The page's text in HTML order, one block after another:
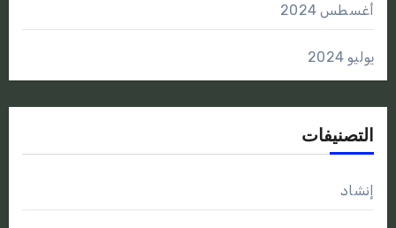
أغسطس 2024
يوليو 2024
التصنيفات
إنشاد